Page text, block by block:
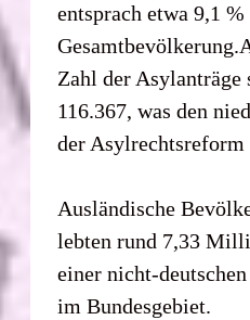
entsprach etwa 9,1 %
Zahl der Asylanträge
116.367, was den
der Asylrechtsreform
Ausländische
lebten rund 7,33
einer nicht-
im Bundesgebiet.